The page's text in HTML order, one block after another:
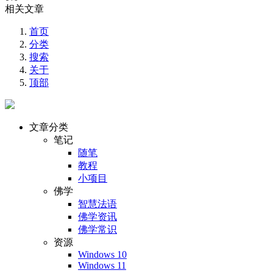
相关文章
首页
分类
搜索
关于
顶部
文章分类
笔记
随笔
教程
小项目
佛学
智慧法语
佛学资讯
佛学常识
资源
Windows 10
Windows 11